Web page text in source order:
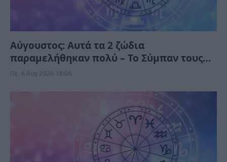
Αύγουστος: Αυτά τα 2 ζώδια
παραμελήθηκαν πολύ – Το Σύμπαν τους
δίνει τύχη το Σαββατοκύριακο
Πε, 6 Αυγ 2026 18:06